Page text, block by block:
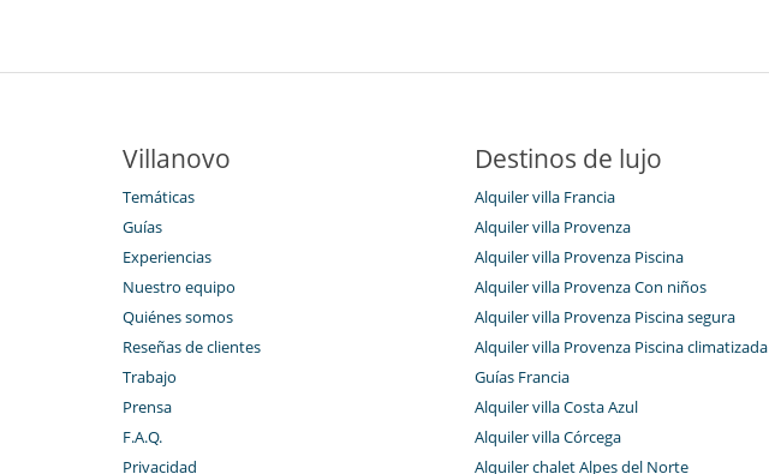
Villanovo
Temáticas
Guías
Experiencias
Nuestro equipo
Quiénes somos
Reseñas de clientes
Trabajo
Prensa
F.A.Q.
Privacidad
Destinos de lujo
Alquiler villa Francia
Alquiler villa Provenza
Alquiler villa Provenza Piscina
Alquiler villa Provenza Con niños
Alquiler villa Provenza Piscina segura
Alquiler villa Provenza Piscina climatizada
Guías Francia
Alquiler villa Costa Azul
Alquiler villa Córcega
Alquiler chalet Alpes del Norte